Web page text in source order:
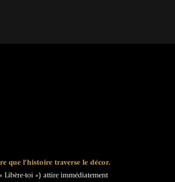
que l’histoire traverse le décor.
Libère-toi ») attire immédiatement